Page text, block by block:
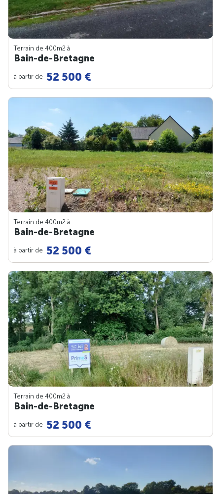
Terrain de 400m2 à
Bain-de-Bretagne
à partir de 52 500 €
Terrain de 400m2 à
Bain-de-Bretagne
à partir de 52 500 €
Terrain de 400m2 à
Bain-de-Bretagne
à partir de 52 500 €